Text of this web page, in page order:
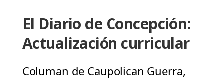
El Diario de Concepción:
Actualización curricular
Columan de Caupolican Guerra,